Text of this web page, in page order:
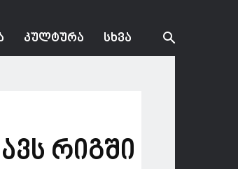
ᲙᲣᲚᲢᲣᲠᲐ ᲡᲮᲕᲐ
რიგში